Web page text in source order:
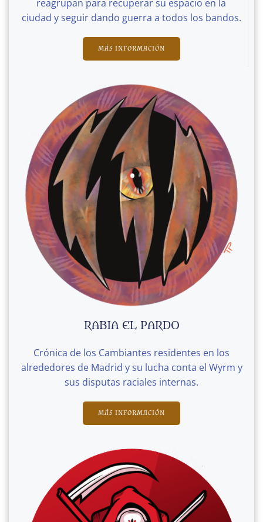
reagrupan para recuperar su espacio en la
ciudad y seguir dando guerra a todos los bandos.
MÁS INFORMACIÓN
RABIA EL PARDO
Crónica de los Cambiantes residentes en los
alrededores de Madrid y su lucha conta el Wyrm y
sus disputas raciales internas.
MÁS INFORMACIÓN